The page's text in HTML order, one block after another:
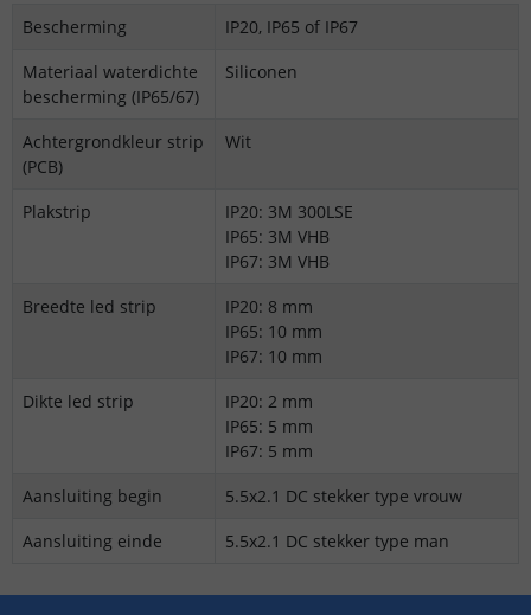
Bescherming
IP20, IP65 of IP67
Materiaal waterdichte
bescherming (IP65/67)
Siliconen
Achtergrondkleur strip
(PCB)
Wit
Plakstrip
IP20: 3M 300LSE
IP65: 3M VHB
IP67: 3M VHB
Breedte led strip
IP20: 8 mm
IP65: 10 mm
IP67: 10 mm
Dikte led strip
IP20: 2 mm
IP65: 5 mm
IP67: 5 mm
Aansluiting begin
5.5x2.1 DC stekker type vrouw
Aansluiting einde
5.5x2.1 DC stekker type man